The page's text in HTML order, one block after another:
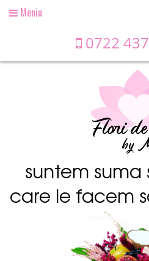
suntem suma
care le facem
OpenMeniu
0722